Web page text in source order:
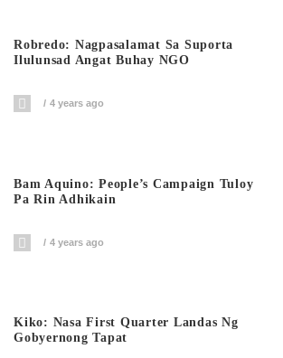
Robredo: Nagpasalamat Sa Suporta
Ilulunsad Angat Buhay NGO
4 years ago
Bam Aquino: People’s Campaign Tuloy
Pa Rin Adhikain
4 years ago
Kiko: Nasa First Quarter Landas Ng
Gobyernong Tapat